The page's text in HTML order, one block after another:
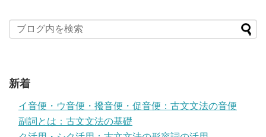
新着
イ音便・ウ音便・撥音便・促音便：古文文法の音便
副詞とは：古文文法の基礎